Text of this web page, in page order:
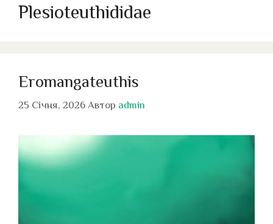
Plesioteuthididae
Eromangateuthis
25 Січня, 2026 Автор admin